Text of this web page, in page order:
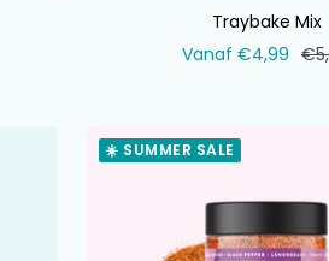
Traybake Mix
Verkoopprijs
Vanaf €4,99
☀️ SUMMER SALE